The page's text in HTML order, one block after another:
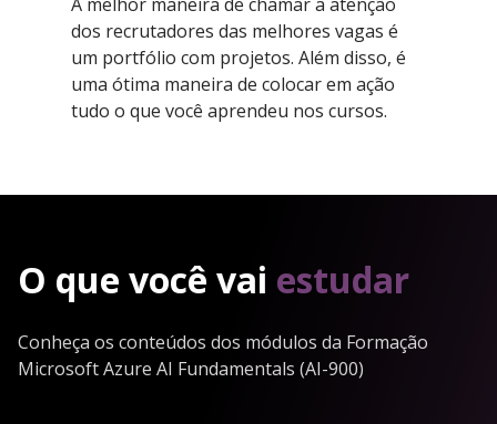
dos recrutadores das melhores vagas é
um portfólio com projetos. Além disso, é
uma ótima maneira de colocar em ação
tudo o que você aprendeu nos cursos.
O que você vai estudar
Conheça os conteúdos dos módulos da Formação
Microsoft Azure AI Fundamentals (AI-900)